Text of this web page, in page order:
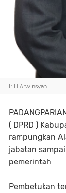
Ir H Arwinsyah
( DPRD )
rampungkan
jabatan
pemerintah
Pembetukan